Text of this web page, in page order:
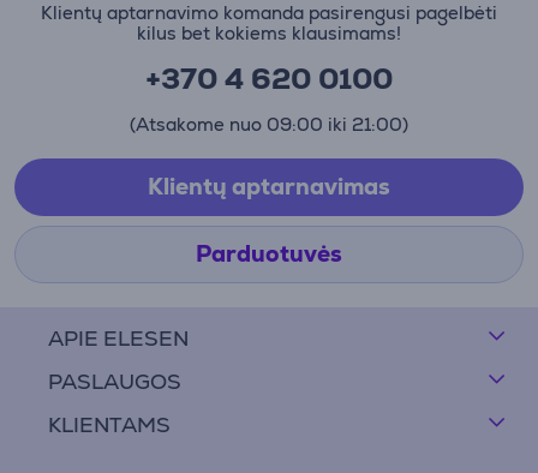
APIE ELESEN
PASLAUGOS
KLIENTAMS
Klientų aptarnavimo komanda pasirengusi pagelbėti
kilus bet kokiems klausimams!
+370 4 620 0100
(Atsakome nuo 09:00 iki 21:00)
Klientų aptarnavimas
Parduotuvės